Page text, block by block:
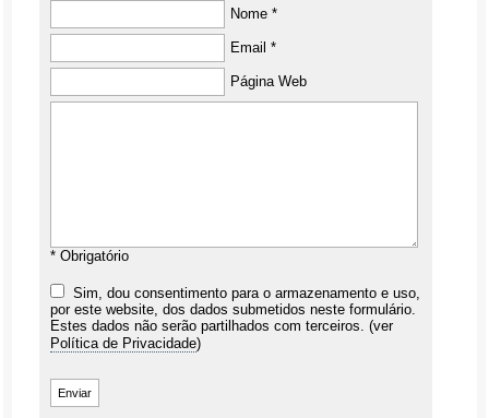
Nome *
Email *
Página Web
* Obrigatório
Sim, dou consentimento para o armazenamento e uso,
por este website, dos dados submetidos neste formulário.
Estes dados não serão partilhados com terceiros. (ver
Política de Privacidade)